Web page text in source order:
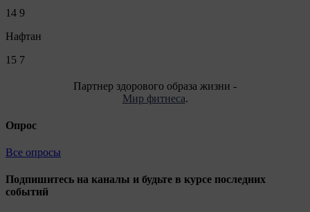
14 9
Нафтан
15 7
Партнер здорового образа жизни -
Мир фитнеса.
Опрос
Все опросы
Подпишитесь на каналы и будьте в курсе последних
событий